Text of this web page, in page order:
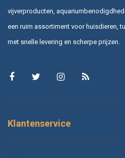
vijverproducten,
een ruim assortiment voor huisdieren,
met snelle levering en scherpe prijzen.
Klantenservice